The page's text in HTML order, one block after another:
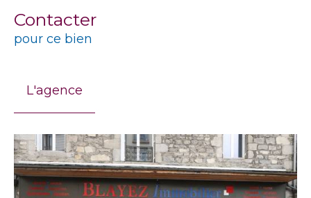
Contacter
pour ce bien
L'agence